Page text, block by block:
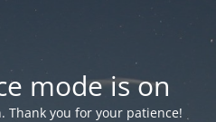
mode is on
Thank you for your patience!